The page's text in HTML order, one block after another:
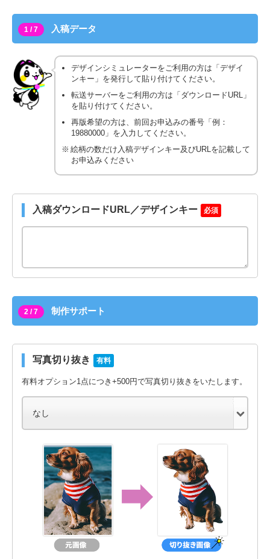
1 / 7 入稿データ
デザインシミュレーターをご利用の方は「デザイ
ンキー」を発行して貼り付けてください。
転送サーバーをご利用の方は「ダウンロードURL」
を貼り付けてください。
再版希望の方は、前回お申込みの番号「例：
19880000」を入力してください。
絵柄の数だけ入稿デザインキー及びURLを記載して
お申込みください
入稿ダウンロードURL／デザインキー 必須
2 / 7 制作サポート
写真切り抜き 有料
有料オプション1点につき+500円で写真切り抜きをいたします。